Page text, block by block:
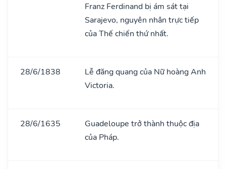
Franz Ferdinand bị ám sát tại
Sarajevo, nguyên nhân trực tiếp
của Thế chiến thứ nhất.
28/6/1838
Lễ đăng quang của Nữ hoàng Anh
Victoria.
28/6/1635
Guadeloupe trở thành thuộc địa
của Pháp.